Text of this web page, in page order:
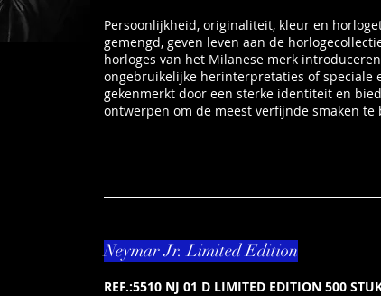
Persoonlijkheid, originaliteit, kleur en
gemengd, geven leven aan de
horloges van het Milanese merk
ongebruikelijke herinterpretaties of speciale
gekenmerkt door een sterke identiteit en
ontwerpen om de meest verfijnde smaken te
Neymar Jr. Limited Edition
REF.:5510 NJ 01 D LIMITED EDITION 500